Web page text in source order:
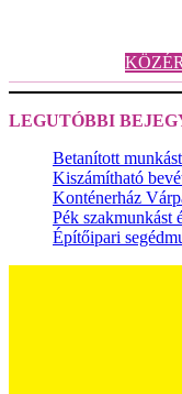
LEGUTÓBBI
Betanított
Kiszámítható
Konténerház
Pék szakmunkást
Építőipari